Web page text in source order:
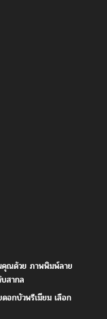
คุณด้วย ภาพพิมพ์ลาย
สากล
ดอกบัวพรีเมียม เลือก